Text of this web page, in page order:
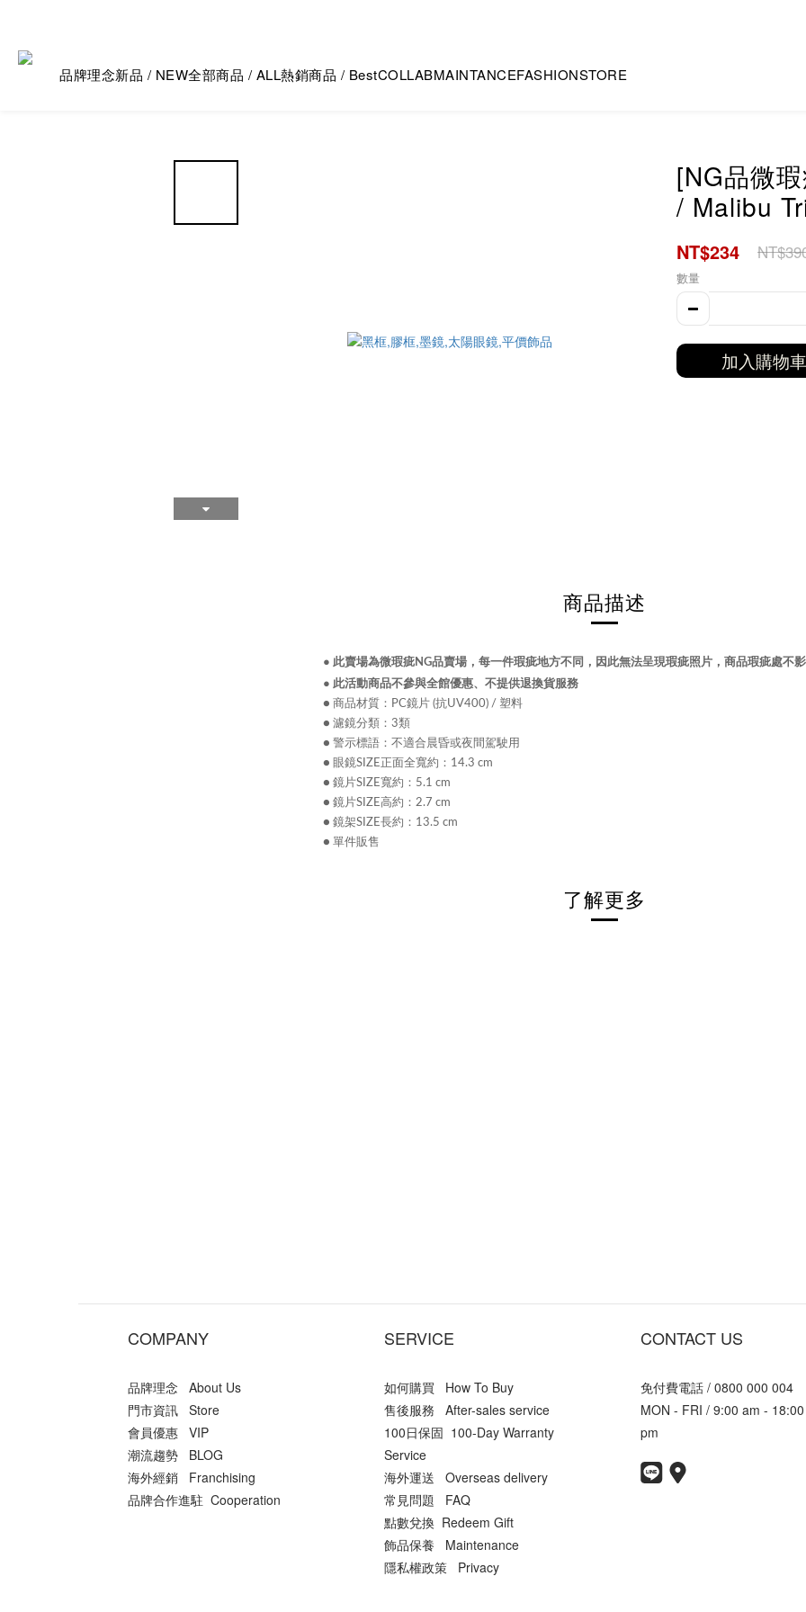
品牌理念新品 / NEW全部商品 / ALL熱銷商品 / BestCOLLABMAINTANCEFASHIONSTORE
[NG品微
/ Malibu
NT$234
數量
加入購物車
商品描述
● 此賣場為微瑕疵NG品賣場，每一件瑕疵地方不同，因此無法呈現瑕疵照片， 商品瑕疵處不
● 此活動商品不參與全館優惠、不提供退換貨服務
● 商品材質：PC鏡片 (抗UV400) / 塑料
● 濾鏡分類：3類
● 警示標語：不適合晨昏或夜間駕駛用
● 眼鏡SIZE正面全寬約：14.3 cm
● 鏡片SIZE寬約：5.1 cm
● 鏡片SIZE高約：2.7 cm
● 鏡架SIZE長約：13.5 cm
● 單件販售
了解更多
COMPANY
品牌理念 About Us
門市資訊 Store
會員優惠 VIP
潮流趨勢 BLOG
海外經銷 Franchising
品牌合作進駐 Cooperation
SERVICE
如何購買 How To Buy
售後服務 After-sales service
100日保固 100-Day Warranty
Service
海外運送 Overseas delivery
常見問題 FAQ
點數兌換 Redeem Gift
飾品保養 Maintenance
隱私權政策 Privacy
CONTACT US
免付費電話 / 0800 000 004
MON - FRI / 9:00 am - 18:00
pm